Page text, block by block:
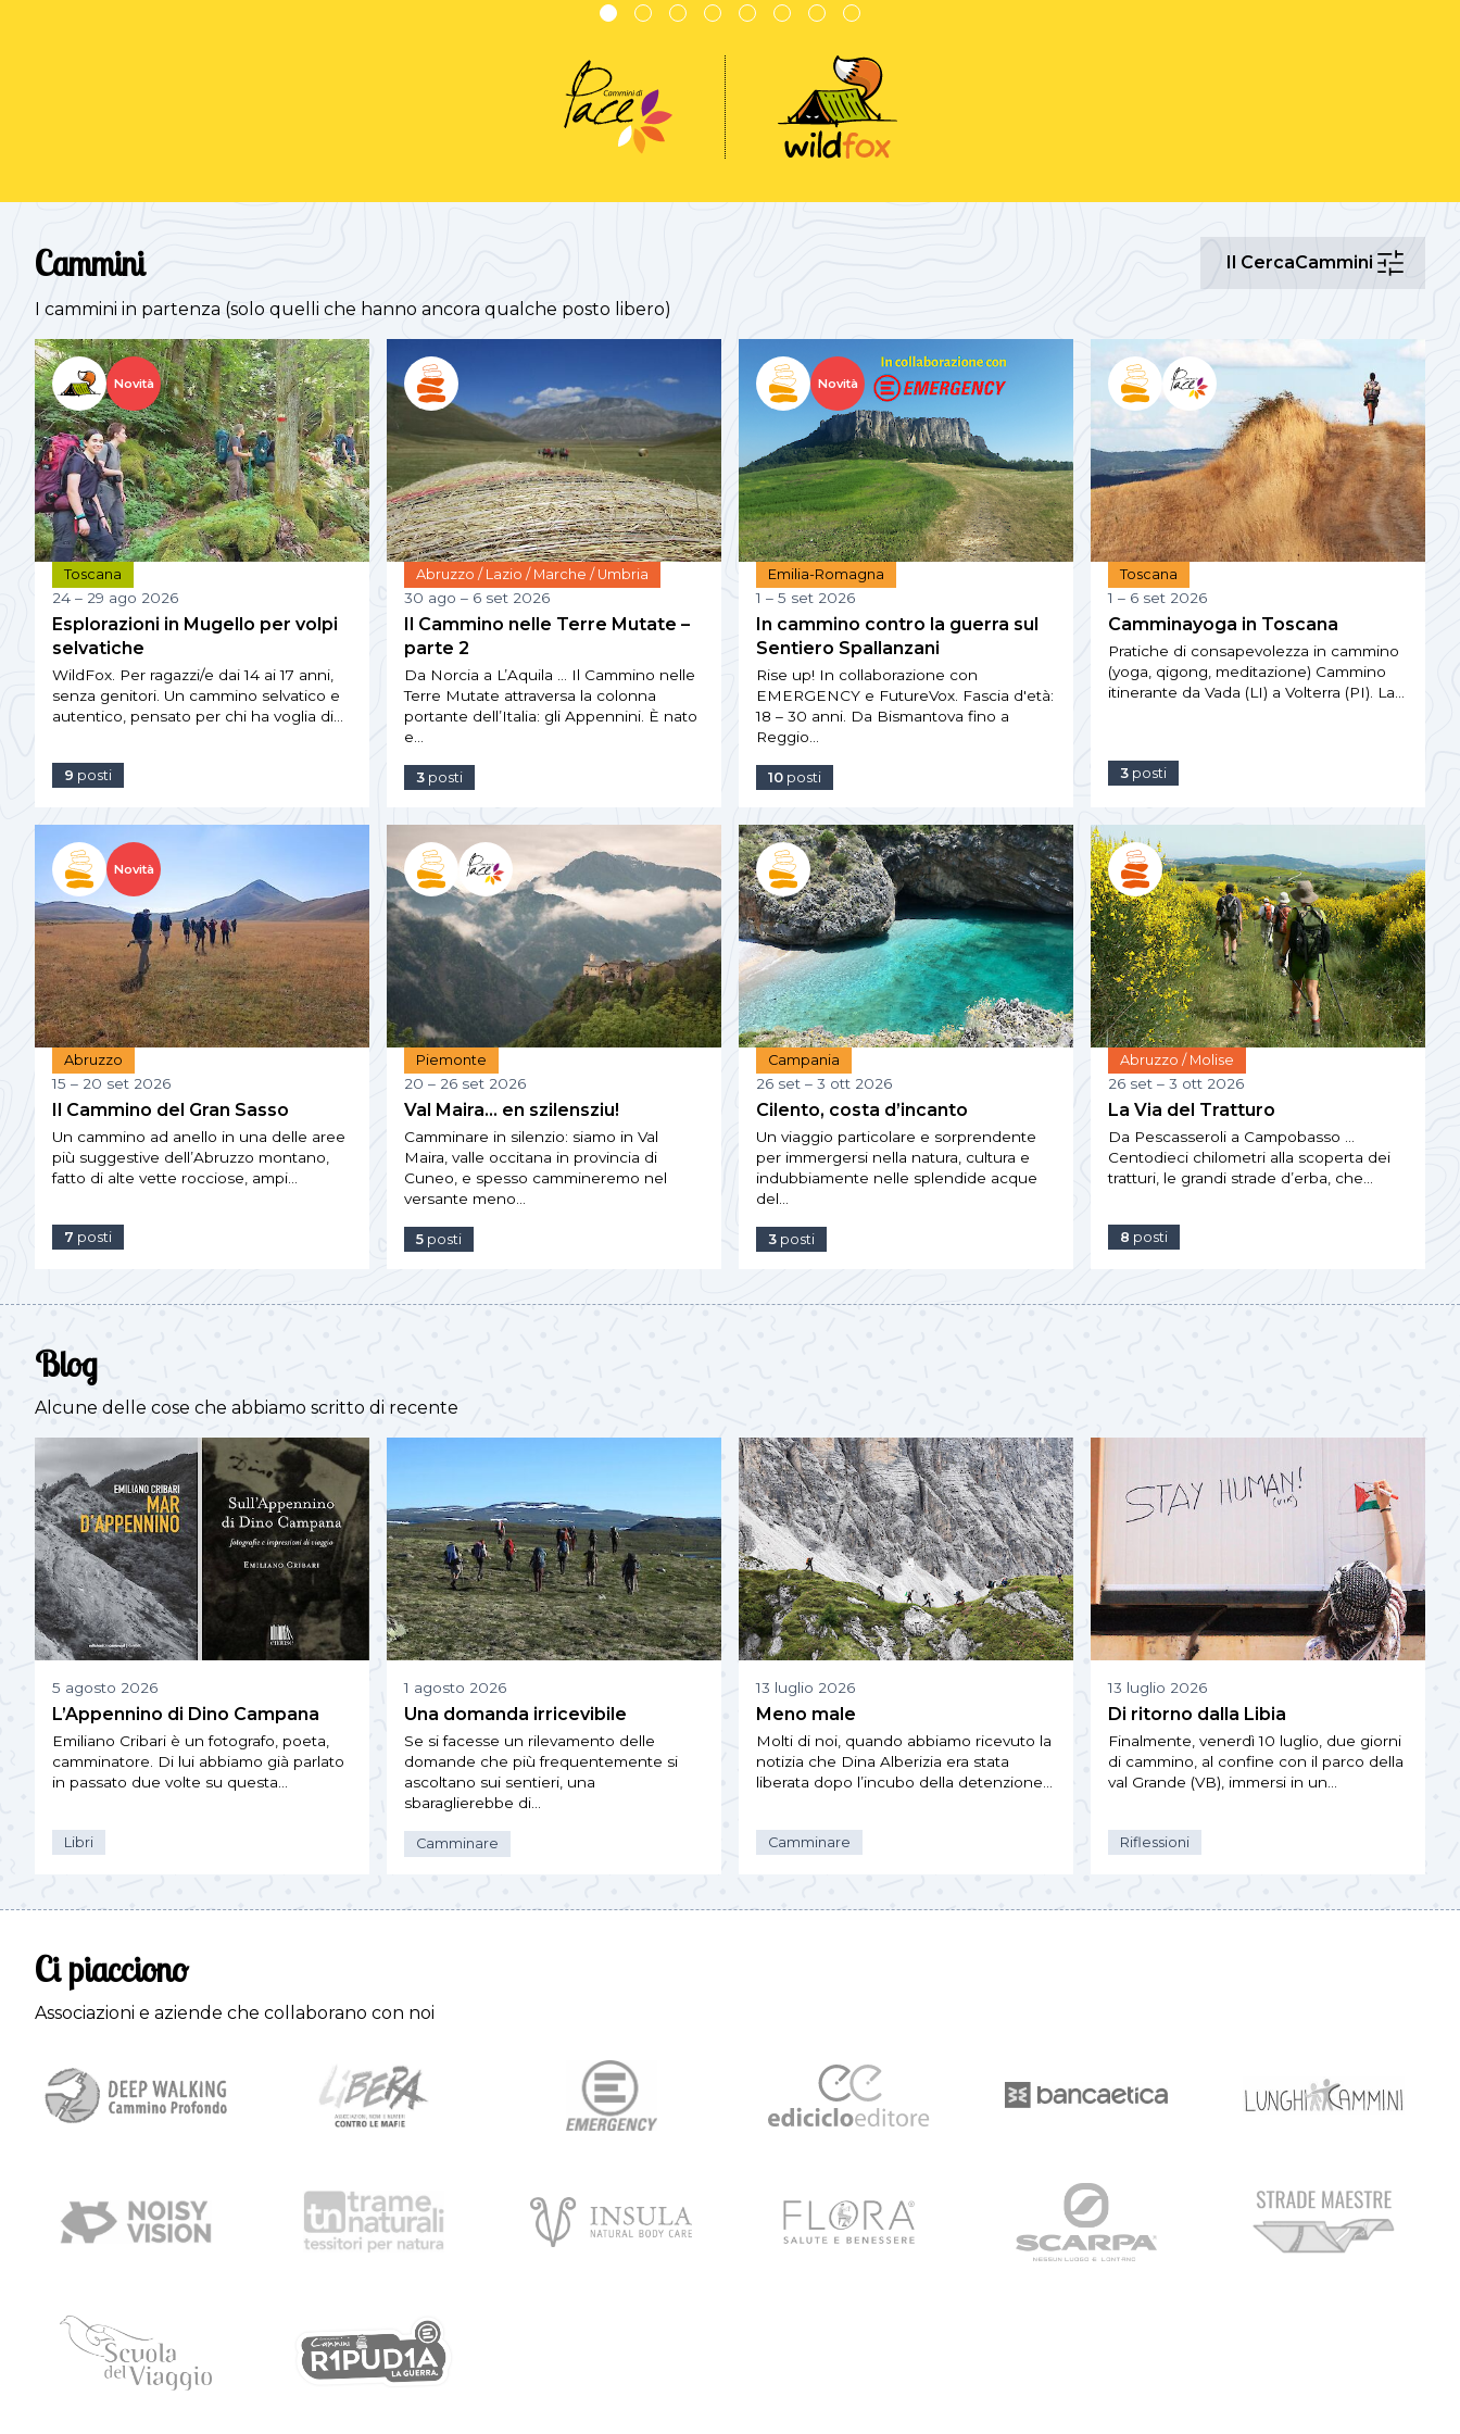
Cammini Il CercaCammini
Il
I cammini in partenza (solo quelli che hanno ancora qualche posto libero)
Novità
Toscana
24 – 29 ago 2026
Esplorazioni in Mugello per volpi
selvatiche
WildFox. Per ragazzi/e dai 14 ai 17 anni,
senza genitori. Un cammino selvatico e
autentico, pensato per chi ha voglia di…
9 posti
Abruzzo / Lazio / Marche / Umbria
30 ago – 6 set 2026
Il Cammino nelle Terre Mutate –
parte 2
Da Norcia a L’Aquila … Il Cammino nelle
Terre Mutate attraversa la colonna
portante dell’Italia: gli Appennini. È nato
e…
3 posti
Novità
Emilia-Romagna
1 – 5 set 2026
In cammino contro la guerra sul
Sentiero Spallanzani
Rise up! In collaborazione con
EMERGENCY e FutureVox. Fascia d'età:
18 – 30 anni. Da Bismantova fino a
Reggio…
10 posti
Toscana
1 – 6 set 2026
Camminayoga in Toscana
Pratiche di consapevolezza in cammino
(yoga, qigong, meditazione) Cammino
itinerante da Vada (LI) a Volterra (PI). La…
3 posti
Novità
Abruzzo
15 – 20 set 2026
Il Cammino del Gran Sasso
Un cammino ad anello in una delle aree
più suggestive dell’Abruzzo montano,
fatto di alte vette rocciose, ampi…
7 posti
Piemonte
20 – 26 set 2026
Val Maira… en szilensziu!
Camminare in silenzio: siamo in Val
Maira, valle occitana in provincia di
Cuneo, e spesso cammineremo nel
versante meno…
5 posti
Campania
26 set – 3 ott 2026
Cilento, costa d’incanto
Un viaggio particolare e sorprendente
per immergersi nella natura, cultura e
indubbiamente nelle splendide acque
del…
3 posti
Abruzzo / Molise
26 set – 3 ott 2026
La Via del Tratturo
Da Pescasseroli a Campobasso …
Centodieci chilometri alla scoperta dei
tratturi, le grandi strade d’erba, che…
8 posti
Blog
Alcune delle cose che abbiamo scritto di recente
5 agosto 2026
L’Appennino di Dino Campana
Emiliano Cribari è un fotografo, poeta,
camminatore. Di lui abbiamo già parlato
in passato due volte su questa…
Libri
1 agosto 2026
Una domanda irricevibile
Se si facesse un rilevamento delle
domande che più frequentemente si
ascoltano sui sentieri, una
sbaraglierebbe di…
Camminare
13 luglio 2026
Meno male
Molti di noi, quando abbiamo ricevuto la
notizia che Dina Alberizia era stata
liberata dopo l’incubo della detenzione…
Camminare
13 luglio 2026
Di ritorno dalla Libia
Finalmente, venerdì 10 luglio, due giorni
di cammino, al confine con il parco della
val Grande (VB), immersi in un…
Riflessioni
Ci piacciono
Associazioni e aziende che collaborano con noi